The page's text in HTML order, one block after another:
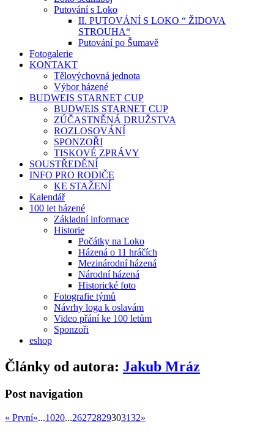
Putování s Loko
II. PUTOVÁNÍ S LOKO “ ŽIDOVA
STROUHA“
Putování po Šumavě
Fotogalerie
KONTAKT
Tělovýchovná jednota
Výbor házené
BUDWEIS STARNET CUP
BUDWEIS STARNET CUP
ZÚČASTNĚNÁ DRUŽSTVA
ROZLOSOVÁNÍ
SPONZOŘI
TISKOVÉ ZPRÁVY
SOUSTŘEDĚNÍ
INFO PRO RODIČE
KE STAŽENÍ
Kalendář
100 let házené
Základní informace
Historie
Počátky na Loko
Házená o 11 hráčích
Mezinárodní házená
Národní házená
Historické foto
Fotografie týmů
Návrhy loga k oslavám
Video přání ke 100 letům
Sponzoři
eshop
Články od autora: Jakub Mráz
Post navigation
« První«...1020...26272829303132»